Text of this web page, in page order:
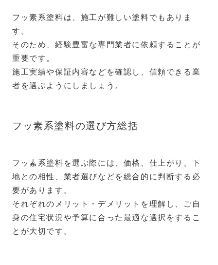
フッ素系塗料は、施工が難しい塗料でもありま
す。
そのため、経験豊富な専門業者に依頼することが
重要です。
施工実績や保証内容などを確認し、信頼できる業
者を選ぶようにしましょう。
フッ素系塗料の選び方総括
フッ素系塗料を選ぶ際には、価格、仕上がり、下
地との相性、業者選びなどを総合的に判断する必
要があります。
それぞれのメリット・デメリットを理解し、ご自
身の住宅状況や予算に合った最適な選択をするこ
とが大切です。